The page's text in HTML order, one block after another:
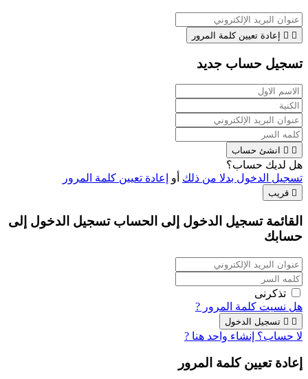
  إعادة تعيين كلمة المرور
تسجيل حساب جديد
  انشئ حساب
هل لديك حساب؟
تسجيل الدخول بدلا من ذلك أو إعادة تعيين كلمة المرور
 قريب
القائمة تسجيل الدخول إلى الحسابتسجيل الدخول إلى
حسابك
تذكرنى
هل نسيت كلمة المرور ?
  تسجيل الدخول
لا حساب؟ إنشاء واحد هنا ?
إعادة تعيين كلمة المرور